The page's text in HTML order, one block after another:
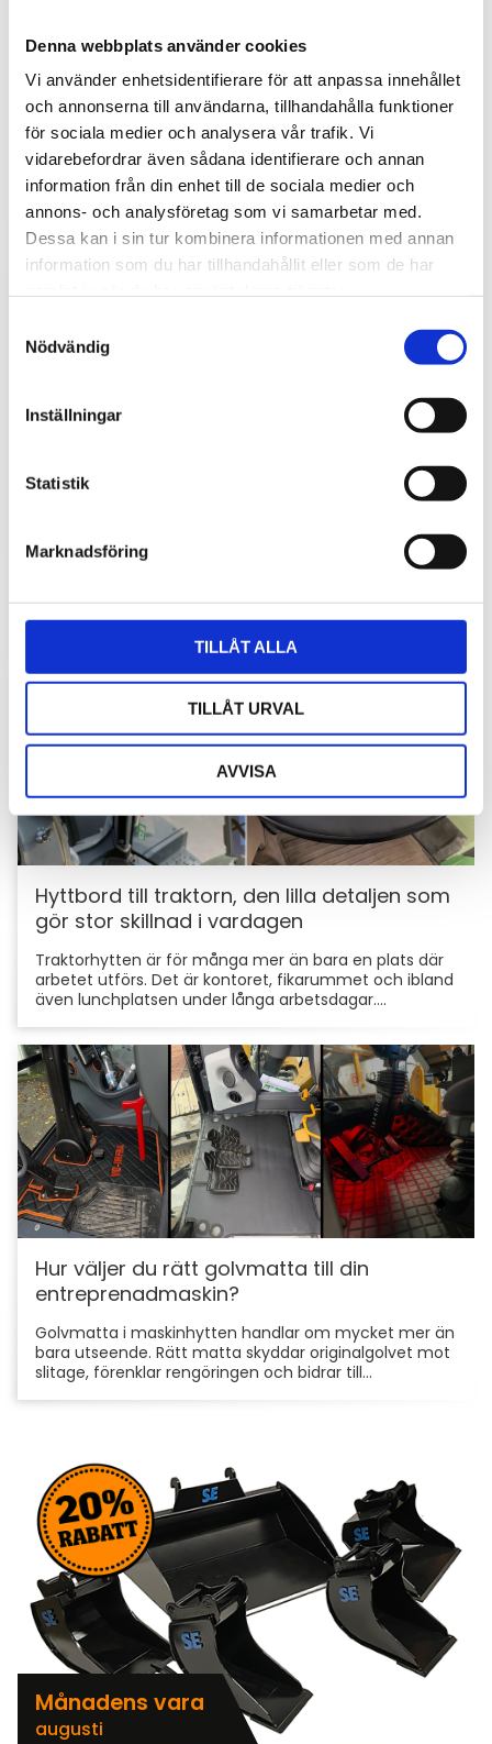
Denna webbplats använder cookies
Vi använder enhetsidentifierare för att anpassa innehållet
och annonserna till användarna, tillhandahålla funktioner
för sociala medier och analysera vår trafik. Vi
vidarebefordrar även sådana identifierare och annan
information från din enhet till de sociala medier och
annons- och analysföretag som vi samarbetar med.
Dessa kan i sin tur kombinera informationen med annan
information som du har tillhandahållit eller som de har
Nödvändig
Inställningar
Statistik
Marknadsföring
TILLÅT ALLA
TILLÅT URVAL
AVVISA
Tips och inspiration
Stöldskydd för entreprenadmaskiner: så
För entreprenörer är maskinerna hjärtat i
mot stölder och skador som kan orsaka kostsamma
avbrott....
Hyttbord till traktorn, den lilla detaljen som
gör stor skillnad i vardagen
Traktorhytten är för många mer än bara en plats där
arbetet utförs. Det är kontoret, fikarummet och ibland
även lunchplatsen under långa arbetsdagar....
Hur väljer du rätt golvmatta till din
entreprenadmaskin?
Golvmatta i maskinhytten handlar om mycket mer än
bara utseende. Rätt matta skyddar originalgolvet mot
slitage, förenklar rengöringen och bidrar till...
Månadens vara
augusti